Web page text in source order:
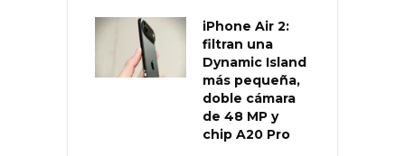
iPhone Air 2:
filtran una
Dynamic Island
más pequeña,
doble cámara
de 48 MP y
chip A20 Pro